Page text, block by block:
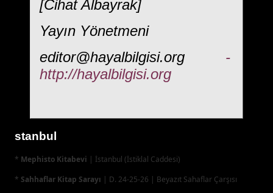
[Cihat Albayrak]
Yayın Yönetmeni
editor@hayalbilgisi.org
-
http://hayalbilgisi.org
stanbul
* Mephisto Kitabevi | İstanbul (İstiklal Caddesi)
* Sahhaflar Kitap Sarayı | D. 24-25-26 | Beyazıt Sahaflar Çarşısı